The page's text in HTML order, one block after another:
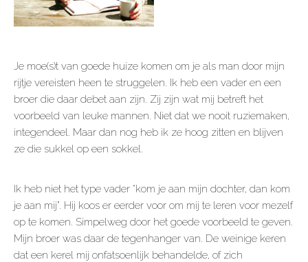
Je moe(s)t van goede huize komen om je als man door mijn
rijtje vereisten heen te struggelen. Ik heb een vader en een
broer die daar debet aan zijn. Zij zijn wat mij betreft het
voorbeeld van leuke mannen. Niet dat we nooit ruziemaken,
integendeel. Maar dan nog heb ik ze hoog zitten en blijven
ze die sukkel op een sokkel.
Ik heb niet het type vader “kom je aan mijn dochter, dan kom
je aan mij”. Hij koos er eerder voor om mij te leren voor mezelf
op te komen. Simpelweg door het goede voorbeeld te geven.
Mijn broer was daar de tegenhanger van. De weinige keren
dat een kerel mij onfatsoenlijk behandelde, of zich